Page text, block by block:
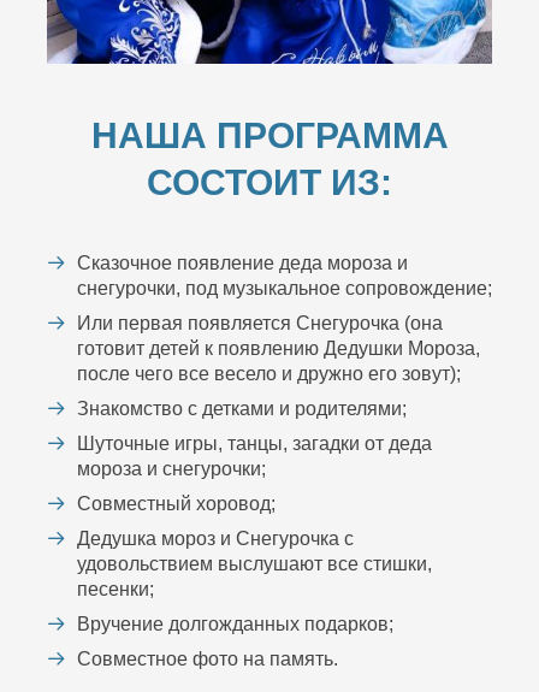
НАША ПРОГРАММА
СОСТОИТ ИЗ:
Сказочное появление деда мороза и
снегурочки, под музыкальное сопровождение;
Или первая появляется Снегурочка (она
готовит детей к появлению Дедушки Мороза,
после чего все весело и дружно его зовут);
Знакомство с детками и родителями;
Шуточные игры, танцы, загадки от деда
мороза и снегурочки;
Совместный хоровод;
Дедушка мороз и Снегурочка с
удовольствием выслушают все стишки,
песенки;
Вручение долгожданных подарков;
Совместное фото на память.